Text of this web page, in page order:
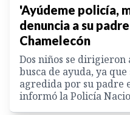
'Ayúdeme policía,
denuncia a su
Chamelecón
Dos niños se
busca de ayuda, ya
agredida por su padre
informó la Policía